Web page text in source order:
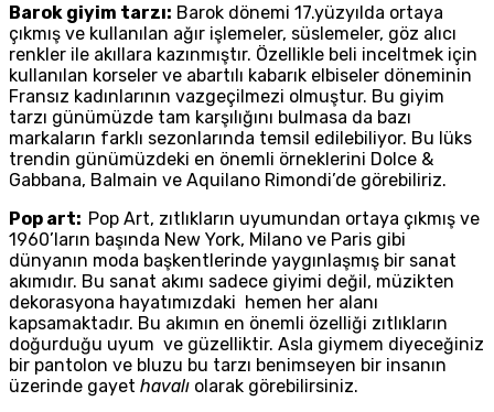
Barok giyim tarzı: Barok dönemi 17.yüzyılda ortaya
çıkmış ve kullanılan ağır işlemeler, süslemeler, göz alıcı
renkler ile akıllara kazınmıştır. Özellikle beli inceltmek için
kullanılan korseler ve abartılı kabarık elbiseler döneminin
Fransız kadınlarının vazgeçilmezi olmuştur. Bu giyim
tarzı günümüzde tam karşılığını bulmasa da bazı
markaların farklı sezonlarında temsil edilebiliyor. Bu lüks
trendin günümüzdeki en önemli örneklerini Dolce &
Gabbana, Balmain ve Aquilano Rimondi’de görebiliriz.
Pop art: Pop Art, zıtlıkların uyumundan ortaya çıkmış ve
1960’ların başında New York, Milano ve Paris gibi
dünyanın moda başkentlerinde yaygınlaşmış bir sanat
akımıdır. Bu sanat akımı sadece giyimi değil, müzikten
dekorasyona hayatımızdaki hemen her alanı
kapsamaktadır. Bu akımın en önemli özelliği zıtlıkların
doğurduğu uyum ve güzelliktir. Asla giymem diyeceğiniz
bir pantolon ve bluzu bu tarzı benimseyen bir insanın
üzerinde gayet havalı olarak görebilirsiniz.